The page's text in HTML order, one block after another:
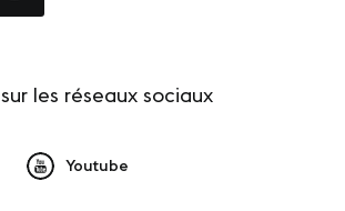
sur les réseaux sociaux
Youtube